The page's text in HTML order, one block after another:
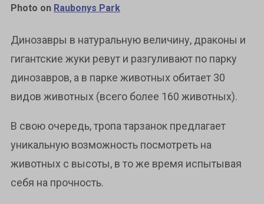
Photo on Raubonys Park
Динозавры в натуральную величину, драконы и
гигантские жуки ревут и разгуливают по парку
динозавров, а в парке животных обитает 30
видов животных (всего более 160 животных).
В свою очередь, тропа тарзанок предлагает
уникальную возможность посмотреть на
животных с высоты, в то же время испытывая
себя на прочность.